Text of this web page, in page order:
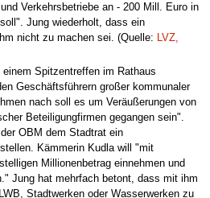
Verkehrsbetriebe an - 200 Mill. Euro in
Jung wiederholt, dass ein
nicht zu machen sei. (Quelle: LVZ,
Spitzentreffen im Rathaus
Geschäftsführern großer kommunaler
nach soll es um Veräußerungen von
Beteiligungfirmen gegangen sein".
OBM dem Stadtrat ein
Kämmerin Kudla will "mit
Millionenbetrag einnehmen und
Jung hat mehrfach betont, dass mit ihm
Stadtwerken oder Wasserwerken zu